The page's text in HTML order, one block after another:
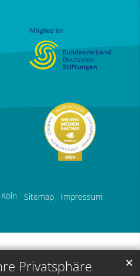
Privatsphäre ✕
Sitemap
Impressum